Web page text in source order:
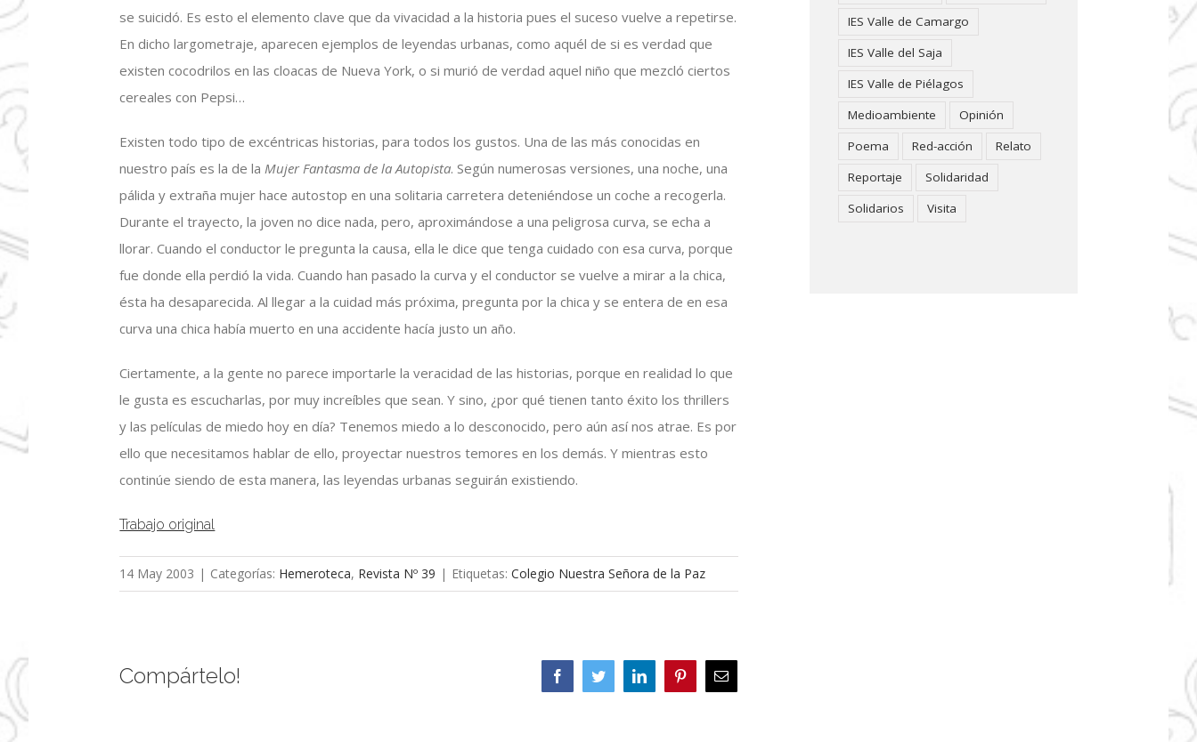
se suicidó. Es esto el elemento clave que da vivacidad a la historia pues el suceso vuelve a repetirse.
En dicho largometraje, aparecen ejemplos de leyendas urbanas, como aquél de si es verdad que
existen cocodrilos en las cloacas de Nueva York, o si murió de verdad aquel niño que mezcló ciertos
cereales con Pepsi…
Existen todo tipo de excéntricas historias, para todos los gustos. Una de las más conocidas en
nuestro país es la de laMujer Fantasma de la Autopista. Según numerosas versiones, una noche, una
pálida y extraña mujer hace autostop en una solitaria carretera deteniéndose un coche a recogerla.
Durante el trayecto, la joven no dice nada, pero, aproximándose a una peligrosa curva, se echa a
llorar. Cuando el conductor le pregunta la causa, ella le dice que tenga cuidado con esa curva, porque
fue donde ella perdió la vida. Cuando han pasado la curva y el conductor se vuelve a mirar a la chica,
ésta ha desaparecida. Al llegar a la cuidad más próxima, pregunta por la chica y se entera de en esa
curva una chica había muerto en una accidente hacía justo un año.
Ciertamente, a la gente no parece importarle la veracidad de las historias, porque en realidad lo que
le gusta es escucharlas, por muy increíbles que sean. Y sino, ¿por qué tienen tanto éxito los thrillers
y las películas de miedo hoy en día? Tenemos miedo a lo desconocido, pero aún así nos atrae. Es por
ello que necesitamos hablar de ello, proyectar nuestros temores en los demás. Y mientras esto
continúe siendo de esta manera, las leyendas urbanas seguirán existiendo.
Trabajo original
14 May 2003 | Categorías: Hemeroteca, Revista Nº 39 | Etiquetas:Colegio Nuestra Señora de la Paz
Compártelo! FacebookTwitterLinkedIn PinterestCorreo
electrónico
IES Valle de Camargo
IES Valle del Saja
IES Valle de Piélagos
Medioambiente
Opinión
Poema
Red-acción
Relato
Reportaje
Solidaridad
Solidarios
Visita